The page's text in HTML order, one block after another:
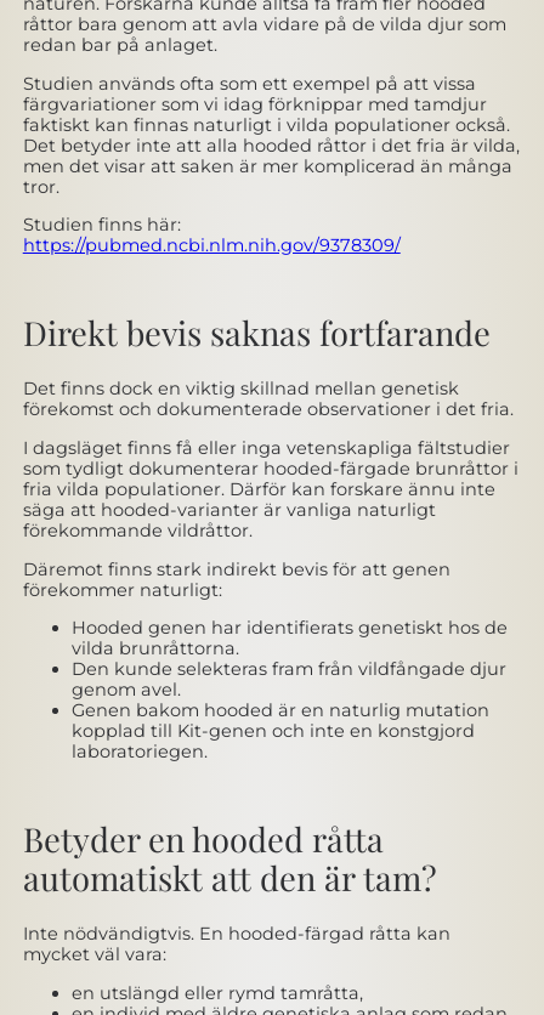
råttor bara genom att avla vidare på de vilda djur som
redan bar på anlaget.
Studien används ofta som ett exempel på att vissa
färgvariationer som vi idag förknippar med tamdjur
faktiskt kan finnas naturligt i vilda populationer också.
Det betyder inte att alla hooded råttor i det fria är vilda,
men det visar att saken är mer komplicerad än många
tror.
Studien finns här:
https://pubmed.ncbi.nlm.nih.gov/9378309/
Direkt bevis saknas fortfarande
Det finns dock en viktig skillnad mellan genetisk
förekomst och dokumenterade observationer i det fria.
I dagsläget finns få eller inga vetenskapliga fältstudier
som tydligt dokumenterar hooded-färgade brunråttor i
fria vilda populationer. Därför kan forskare ännu inte
säga att hooded-varianter är vanliga naturligt
förekommande vildråttor.
Däremot finns stark indirekt bevis för att genen
förekommer naturligt:
Hooded genen har identifierats genetiskt hos de
vilda brunråttorna.
Den kunde selekteras fram från vildfångade djur
genom avel.
Genen bakom hooded är en naturlig mutation
kopplad till Kit-genen och inte en konstgjord
laboratoriegen.
Betyder en hooded råtta
automatiskt att den är tam?
Inte nödvändigtvis. En hooded-färgad råtta kan
mycket väl vara:
en utslängd eller rymd tamråtta,